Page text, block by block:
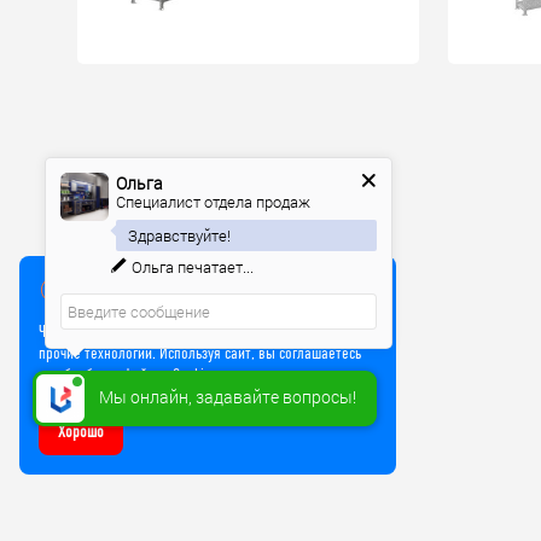
Мы используем куки
Чтобы улучшить работу сайта, мы используем Cookie и
прочие технологии. Используя сайт, вы соглашаетесь
на обработку файлов Cookie
Хорошо
Мы онлайн, задавайте вопросы!
Ольга
Специалист отдела продаж
Здравствуйте!
Ольга печатает...